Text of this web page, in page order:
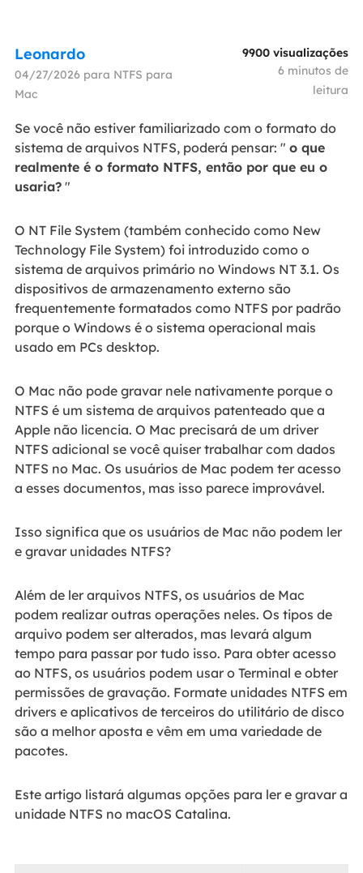
Leonardo
04/27/2026 para NTFS para
Mac
9900 visualizações
6 minutos de
leitura
Se você não estiver familiarizado com o formato do
sistema de arquivos NTFS, poderá pensar: " o que
realmente é o formato NTFS, então por que eu o
usaria?"
O NT File System (também conhecido como New
Technology File System) foi introduzido como o
sistema de arquivos primário no Windows NT 3.1. Os
dispositivos de armazenamento externo são
frequentemente formatados como NTFS por padrão
porque o Windows é o sistema operacional mais
usado em PCs desktop.
O Mac não pode gravar nele nativamente porque o
NTFS é um sistema de arquivos patenteado que a
Apple não licencia. O Mac precisará de um driver
NTFS adicional se você quiser trabalhar com dados
NTFS no Mac. Os usuários de Mac podem ter acesso
a esses documentos, mas isso parece improvável.
Isso significa que os usuários de Mac não podem ler
e gravar unidades NTFS?
Além de ler arquivos NTFS, os usuários de Mac
podem realizar outras operações neles. Os tipos de
arquivo podem ser alterados, mas levará algum
tempo para passar por tudo isso. Para obter acesso
ao NTFS, os usuários podem usar o Terminal e obter
permissões de gravação. Formate unidades NTFS em
drivers e aplicativos de terceiros do utilitário de disco
são a melhor aposta e vêm em uma variedade de
pacotes.
Este artigo listará algumas opções para ler e gravar a
unidade NTFS no macOS Catalina.